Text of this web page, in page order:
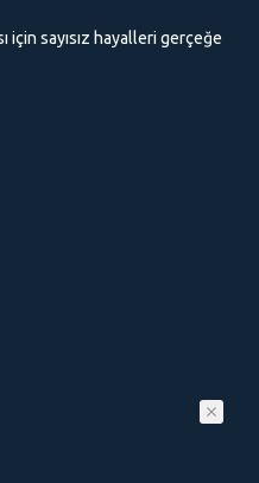
için sayısız hayalleri gerçeğe